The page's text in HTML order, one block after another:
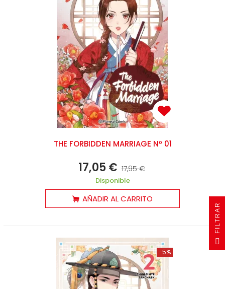
THE FORBIDDEN MARRIAGE Nº 01
17,05 € 17,95 €
Disponible
AÑADIR AL CARRITO
-5%
R